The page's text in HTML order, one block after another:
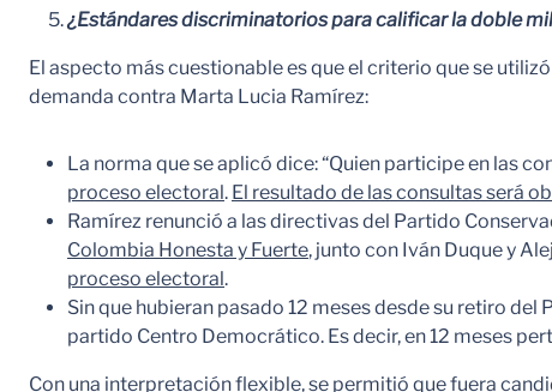
¿Estándares discriminatorios para calificar la doble
El aspecto más cuestionable es que el criterio que se
demanda contra Marta Lucia Ramírez:
La norma que se aplicó dice: “Quien participe en las
proceso electoral. El resultado de las consultas será
Ramírez renunció a las directivas del Partido
Colombia Honesta y Fuerte, junto con Iván Duque y
proceso electoral.
Sin que hubieran pasado 12 meses desde su retiro
partido Centro Democrático. Es decir, en 12 meses
Con una interpretación flexible, se permitió que fuera